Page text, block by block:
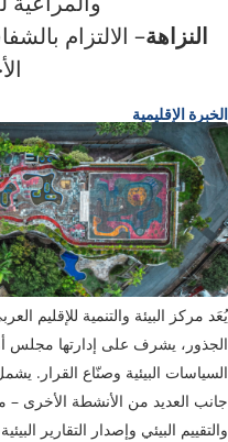
النزاهة– الالتزام
الخبرة الإقليمية
يُعَد مركز البيئة والتنمية للإقليم
الجذور، يشرف على إدارتها مجلس
السياسات البيئية وصنّاع القرار.
جانب العديد من الأنشطة الأخرى –
والتقييم البيئي وإصدار التقارير